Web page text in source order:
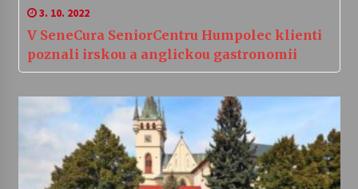
3. 10. 2022
V SeneCura SeniorCentru Humpolec klienti
poznali irskou a anglickou gastronomii